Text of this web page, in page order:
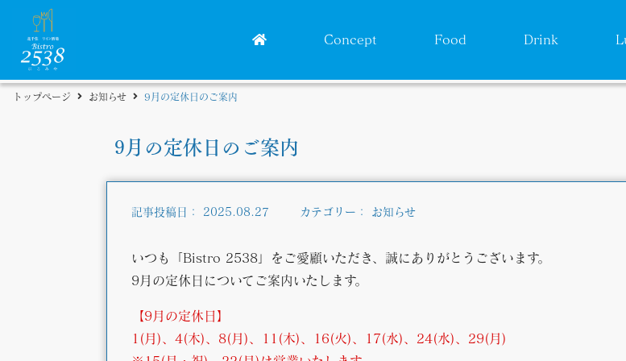
Concept Food Drink
トップページ お知らせ 9月の定休日のご案内
9月の定休日のご案内
記事投稿日： 2025.08.27 カテゴリー： お知らせ
いつも「Bistro 2538」をご愛顧いただき、誠にありがとうございます。
9月の定休日についてご案内いたします。
【9月の定休日】
1(月)、4(木)、8(月)、11(木)、16(火)、17(水)、24(水)、29(月)